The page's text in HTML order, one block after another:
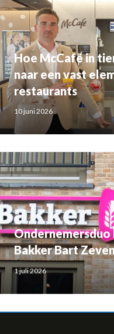
Hoe McCafé in
naar een vast
restaurants
10 juni 2026
Bakker Bart
1 juli 2026